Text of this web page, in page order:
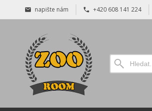
napište nám +420 608 141 224